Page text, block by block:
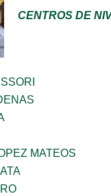
CENTROS DE
MATEOS